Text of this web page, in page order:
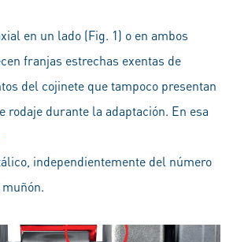
en un lado (Fig. 1) o en ambos
franjas estrechas exentas de
del cojinete que tampoco presentan
rodaje durante la adaptación. En esa
independientemente del número